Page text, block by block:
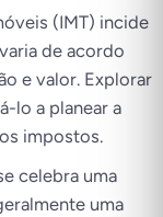
(IMT) incide
de acordo
e valor. Explorar
lo a planear a
impostos.
celebra uma
uma